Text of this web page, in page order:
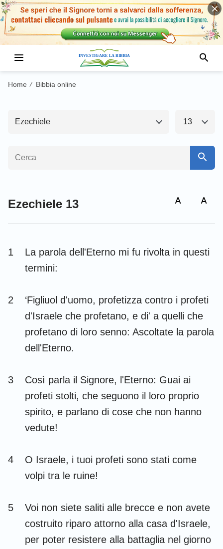
Home / Bibbia online
Ezechiele
Antico Testamento1 Nuovo Testamento
Genesi
Deuteronomio
Ester Giobbe
Ecclesiaste Cantici
Isaia Geremia
Lamentazioni
Abdia Giona
Michea
Sofonia
Aggeo
13
Ezechiele 13
1
La parola dell'Eterno mi fu rivolta in questi
termini:
2
‘Figliuol d'uomo, profetizza contro i profeti
d'Israele che profetano, e di' a quelli che
profetano di loro senno: Ascoltate la parola
dell'Eterno.
3
Così parla il Signore, l'Eterno: Guai ai
profeti stolti, che seguono il loro proprio
spirito, e parlano di cose che non hanno
vedute!
4
O Israele, i tuoi profeti sono stati come
volpi tra le ruine!
5
Voi non siete saliti alle brecce e non avete
costruito riparo attorno alla casa d'Israele,
per poter resistere alla battaglia nel giorno